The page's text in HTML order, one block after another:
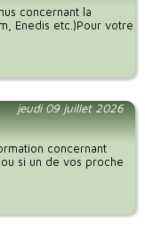
concernant la
Enedis etc.)Pour votre
jeudi 09 juillet 2026
concernant
si un de vos proche